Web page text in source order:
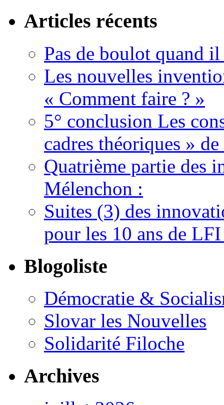
Articles récents
Pas de boulot quand
Les nouvelles
« Comment faire ? »
5° conclusion Les
cadres théoriques »
Quatrième partie des
Mélenchon :
Suites (3) des
pour les 10 ans de
Blogoliste
Démocratie &
Slovar les Nouvelles
Solidarité Filoche
Archives